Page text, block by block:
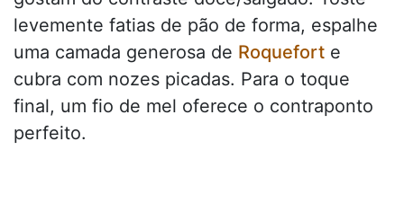
levemente fatias de pão de forma, espalhe
uma camada generosa de Roquefort e
cubra com nozes picadas. Para o toque
final, um fio de mel oferece o contraponto
perfeito.